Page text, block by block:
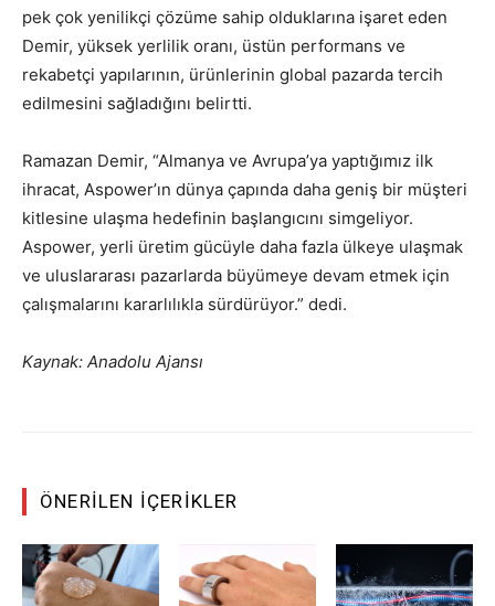
pek çok yenilikçi çözüme sahip olduklarına işaret eden
Demir, yüksek yerlilik oranı, üstün performans ve
rekabetçi yapılarının, ürünlerinin global pazarda tercih
edilmesini sağladığını belirtti.
Ramazan Demir, “Almanya ve Avrupa’ya yaptığımız ilk
ihracat, Aspower’ın dünya çapında daha geniş bir müşteri
kitlesine ulaşma hedefinin başlangıcını simgeliyor.
Aspower, yerli üretim gücüyle daha fazla ülkeye ulaşmak
ve uluslararası pazarlarda büyümeye devam etmek için
çalışmalarını kararlılıkla sürdürüyor.” dedi.
Kaynak: Anadolu Ajansı
ÖNERILEN İÇERIKLER